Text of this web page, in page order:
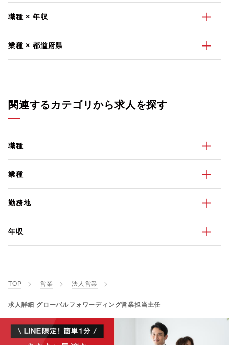
職種 × 年収
業種 × 都道府県
関連するカテゴリから求人を探す
職種
業種
勤務地
年収
TOP 営業 法人営業
求人詳細 グローバルフォワーディング営業担当主任